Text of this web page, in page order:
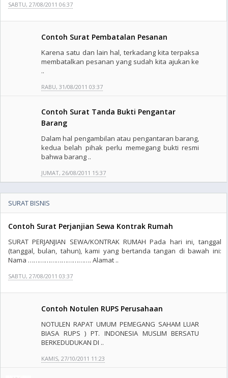
SABTU, 27/08/2011 06:37
Contoh Surat Pembatalan Pesanan
Karena satu dan lain hal, terkadang kita terpaksa
membatalkan pesanan yang sudah kita ajukan ke
..
RABU, 31/08/2011 03:37
Contoh Surat Tanda Bukti Pengantar
Barang
Dalam hal pengambilan atau pengantaran barang,
kedua belah pihak perlu memegang bukti resmi
bahwa barang ..
JUMAT, 26/08/2011 15:37
SURAT BISNIS
Contoh Surat Perjanjian Sewa Kontrak Rumah
SURAT PERJANJIAN SEWA/KONTRAK RUMAH Pada hari ini, tanggal
(tanggal, bulan, tahun), kami yang bertanda tangan di bawah ini:
Nama ……………………………. Alamat ..
SABTU, 27/08/2011 03:37
Contoh Notulen RUPS Perusahaan
NOTULEN RAPAT UMUM PEMEGANG SAHAM LUAR
BIASA RUPS ) PT. INDONESIA MUSLIM BERSATU
BERKEDUDUKAN DI ..
KAMIS, 27/10/2011 11:23